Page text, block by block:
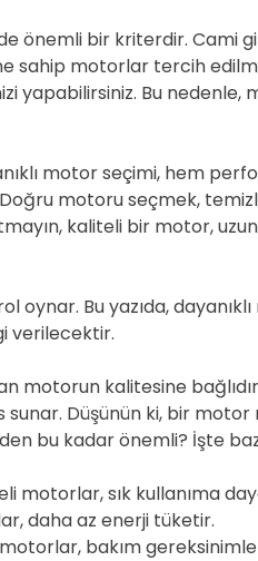
önemli bir kriterdir. Cami
sahip motorlar tercih
yapabilirsiniz. Bu
motor seçimi, hem
Doğru motoru seçmek,
kaliteli bir motor,
Bu yazıda,
verilecektir.
motorun kalitesine
Düşünün ki, bir motor
bu kadar önemli? İşte
motorlar, sık kullanıma
daha az enerji tüketir.
motorlar, bakım